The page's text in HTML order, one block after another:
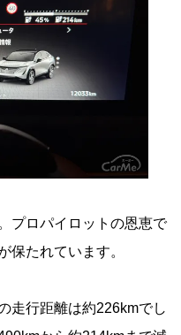
プロパイロットの恩恵で
保たれています。
走行距離は約226kmでし